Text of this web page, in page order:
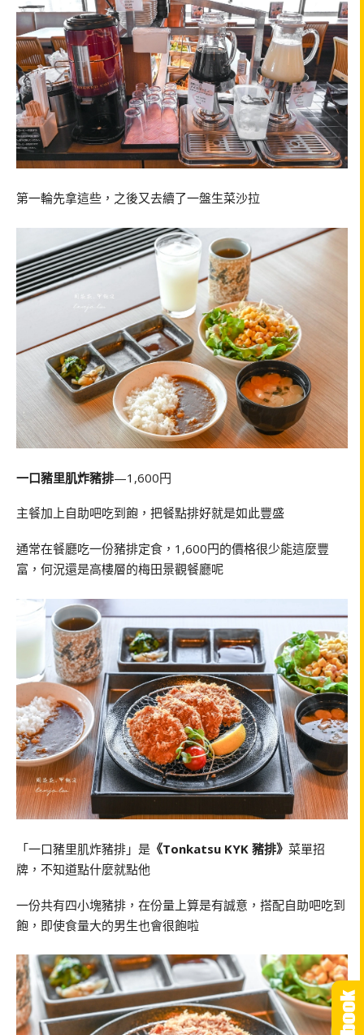
第一輪先拿這些，之後又去續了一盤生菜沙拉
一口豬里肌炸豬排—1,600円
主餐加上自助吧吃到飽，把餐點排好就是如此豐盛
通常在餐廳吃一份豬排定食，1,600円的價格很少能這麼豐
富，何況還是高樓層的梅田景觀餐廳呢
「一口豬里肌炸豬排」是 《Tonkatsu KYK 豬排》 菜單招
牌，不知道點什麼就點他
一份共有四小塊豬排，在份量上算是有誠意，搭配自助吧吃到
飽，即使食量大的男生也會很飽啦